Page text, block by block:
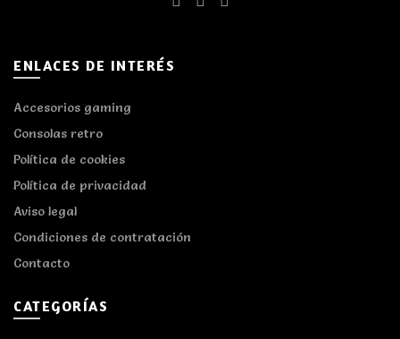
ENLACES DE INTERÉS
Accesorios gaming
Consolas retro
Política de cookies
Política de privacidad
Aviso legal
Condiciones de contratación
Contacto
CATEGORÍAS